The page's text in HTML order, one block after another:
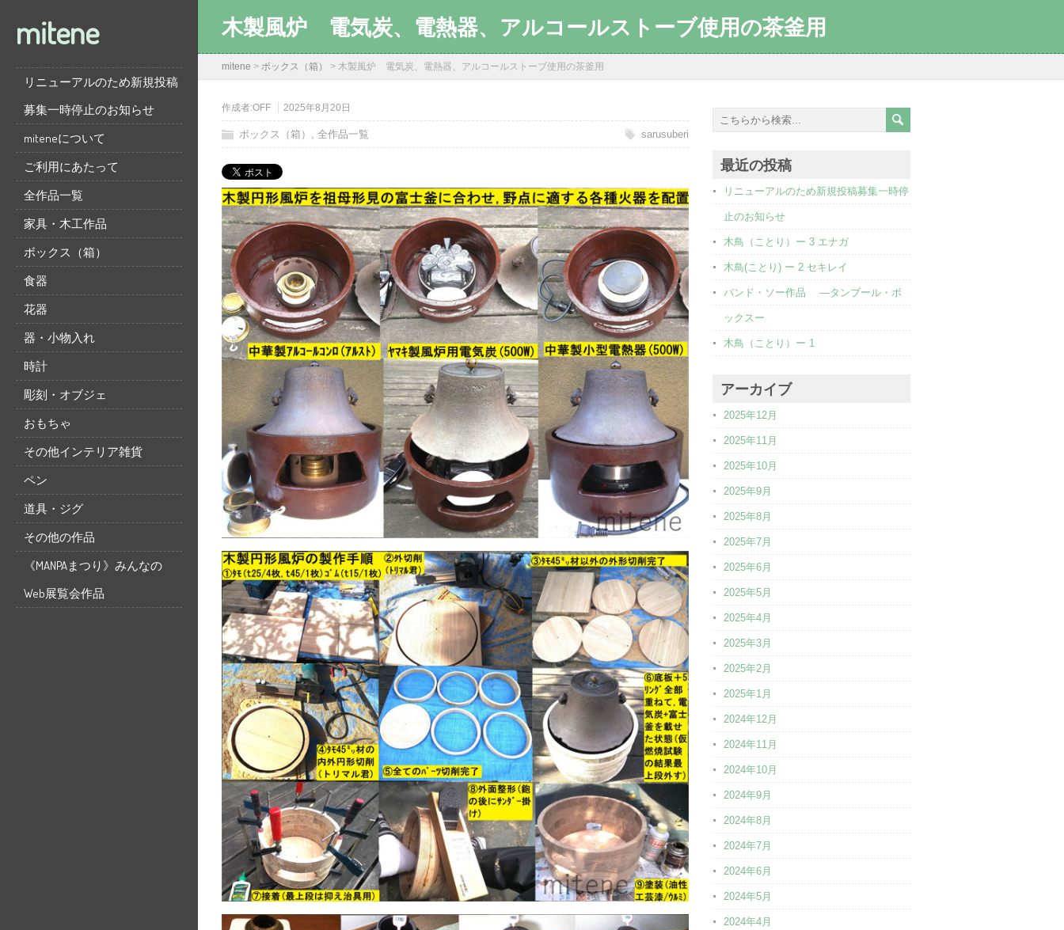
mitene
リニューアルのため新規投稿
募集一時停止のお知らせ
miteneについて
ご利用にあたって
全作品一覧
家具・木工作品
ボックス（箱）
食器
花器
器・小物入れ
時計
彫刻・オブジェ
おもちゃ
その他インテリア雑貨
ペン
道具・ジグ
その他の作品
《MANPAまつり》みんなの
Web展覧会作品
木製風炉 電気炭、電熱器、アルコールストーブ使用の茶釜用
mitene > ボックス（箱） > 木製風炉 電気炭、電熱器、アルコールストーブ使用の茶釜用
作成者:OFF 2025年8月20日
ボックス（箱） , 全作品一覧 sarusuberi
最近の投稿
リニューアルのため新規投稿募集一時停
止のお知らせ
木鳥（ことり）ー 3 エナガ
木鳥(ことり) ー 2 セキレイ
バンド・ソー作品 ―タンブール・ボ
ックスー
木鳥（ことり）ー 1
アーカイブ
2025年12月
2025年11月
2025年10月
2025年9月
2025年8月
2025年7月
2025年6月
2025年5月
2025年4月
2025年3月
2025年2月
2025年1月
2024年12月
2024年11月
2024年10月
2024年9月
2024年8月
2024年7月
2024年6月
2024年5月
2024年4月